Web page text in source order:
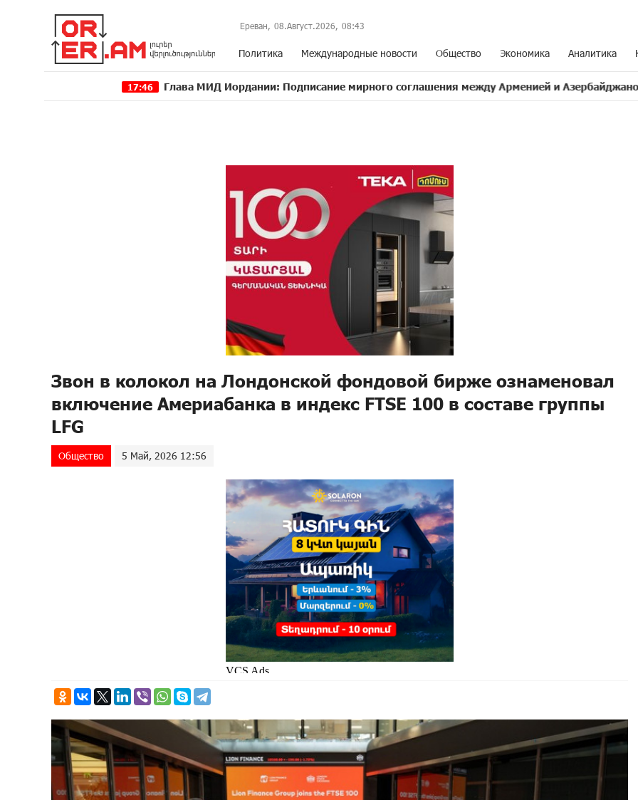
Ереван, 08.Август.2026, 08:43
Политика Международные новости Общество Экономика Аналитика
Глава МИД Иордании: Подписание мирного соглашения между Арменией и Азербайджаном близко
Звон в колокол на Лондонской фондовой бирже ознаменовал
включение Америабанка в индекс FTSE 100 в составе группы
LFG
Общество 5 Май, 2026 12:56